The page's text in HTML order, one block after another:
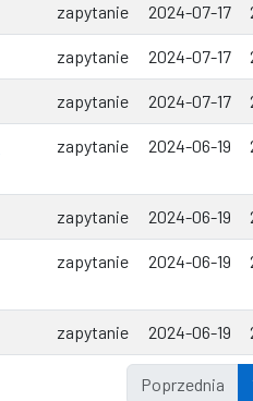
zapytanie 2024-07-17
zapytanie 2024-07-17
zapytanie 2024-07-17
zapytanie 2024-06-19
zapytanie 2024-06-19
zapytanie 2024-06-19
zapytanie 2024-06-19
Poprzednia